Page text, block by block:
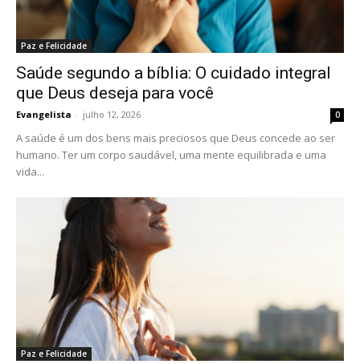
Paz e Felicidade
Saúde segundo a bíblia: O cuidado integral
que Deus deseja para você
Evangelista - julho 12, 2026 0
A saúde é um dos bens mais preciosos que Deus concede ao ser
humano. Ter um corpo saudável, uma mente equilibrada e uma
vida...
Paz e Felicidade